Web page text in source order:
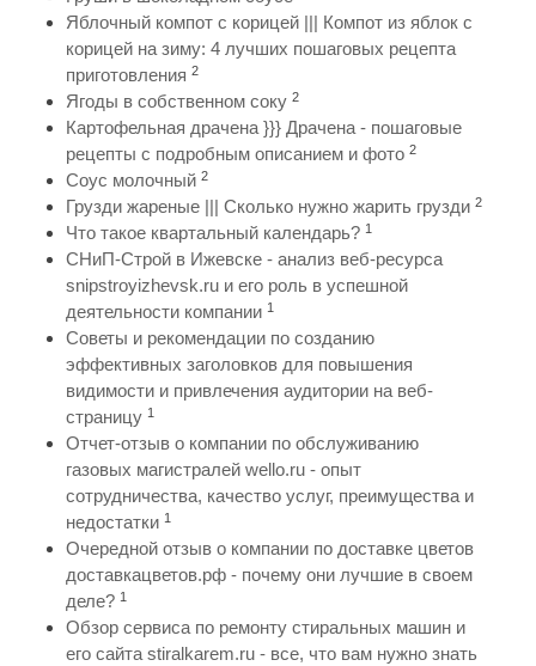
Яблочный компот с корицей ||| Компот из яблок с
корицей на зиму: 4 лучших пошаговых рецепта
приготовления 2
Ягоды в собственном соку 2
Картофельная драчена }}} Драчена - пошаговые
рецепты с подробным описанием и фото 2
Соус молочный 2
Грузди жареные ||| Сколько нужно жарить грузди 2
Что такое квартальный календарь? 1
СНиП-Строй в Ижевске - анализ веб-ресурса
snipstroyizhevsk.ru и его роль в успешной
деятельности компании 1
Советы и рекомендации по созданию
эффективных заголовков для повышения
видимости и привлечения аудитории на веб-
страницу 1
Отчет-отзыв о компании по обслуживанию
газовых магистралей wello.ru - опыт
сотрудничества, качество услуг, преимущества и
недостатки 1
Очередной отзыв о компании по доставке цветов
доставкацветов.рф - почему они лучшие в своем
деле? 1
Обзор сервиса по ремонту стиральных машин и
его сайта stiralkarem.ru - все, что вам нужно знать